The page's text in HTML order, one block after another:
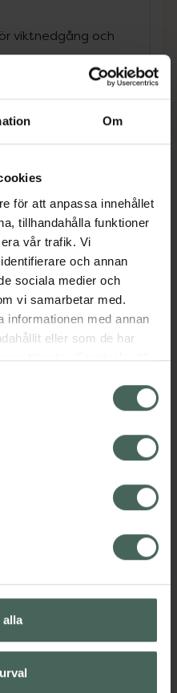
Om
för att anpassa innehållet
tillhandahålla funktioner
vår trafik. Vi
och annan
sociala medier och
vi samarbetar med.
informationen med annan
eller som de har
tjänster. Samtycke till
samtycke påverkar inte
skett innan återkallelsen.
alla
viktnedgång och
som är på språng.
fibrer.
livsstil.
och tillsatt socker
och hälsa
Måltidsersättning
Visa
inom
och snacks